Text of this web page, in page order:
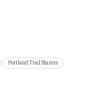
Portland Trail Blazers